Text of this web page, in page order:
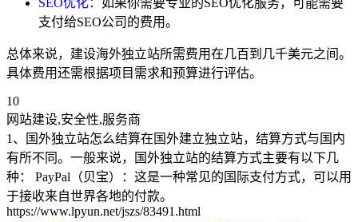
SEO优化： 如果你需要专业的SEO优化服务，可能需要
支付给SEO公司的费用。
总体来说，建设海外独立站所需费用在几百到几千美元之间。
具体费用还需根据项目需求和预算进行评估。
10
网站建设,安全性,服务商
1、国外独立站怎么结算在国外建立独立站，结算方式与国内
有所不同。一般来说，国外独立站的结算方式主要有以下几
种： PayPal（贝宝）：这是一种常见的国际支付方式，可以用
于接收来自世界各地的付款。
https://www.lpyun.net/jszs/83491.html